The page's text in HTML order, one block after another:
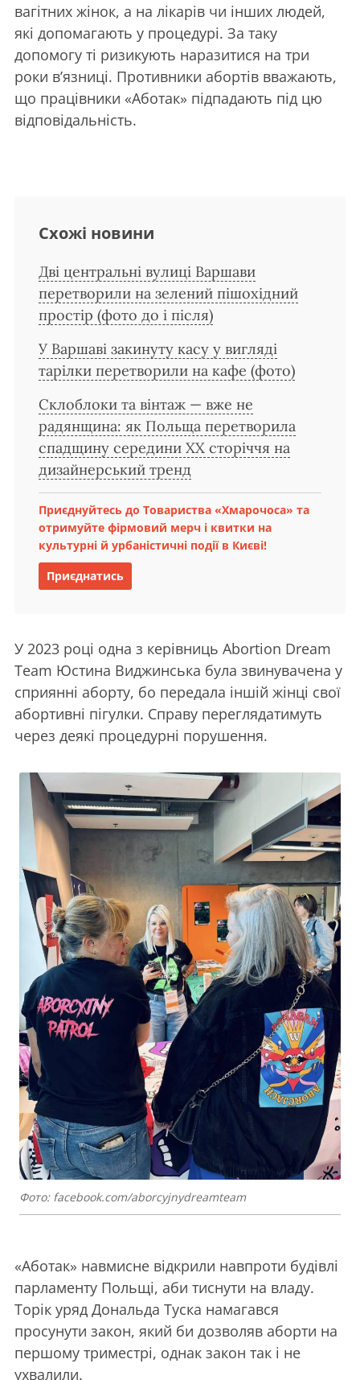
вагітних жінок, а на лікарів чи інших людей,
які допомагають у процедурі. За таку
допомогу ті ризикують наразитися на три
роки в’язниці. Противники абортів вважають,
що працівники «Аботак» підпадають під цю
відповідальність.
Схожі новини
Дві центральні вулиці Варшави
перетворили на зелений пішохідний
простір (фото до і після)
У Варшаві закинуту касу у вигляді
тарілки перетворили на кафе (фото)
Склоблоки та вінтаж — вже не
радянщина: як Польща перетворила
спадщину середини ХХ сторіччя на
дизайнерський тренд
Приєднуйтесь до Товариства «Хмарочоса» та
отримуйте фірмовий мерч і квитки на
культурні й урбаністичні події в Києві!
Приєднатись
У 2023 році одна з керівниць Abortion Dream
Team Юстина Виджинська була звинувачена у
сприянні аборту, бо передала іншій жінці свої
абортивні пігулки. Справу переглядатимуть
через деякі процедурні порушення.
Фото: facebook.com/aborcyjnydreamteam
«Аботак» навмисне відкрили навпроти будівлі
парламенту Польщі, аби тиснути на владу.
Торік уряд Дональда Туска намагався
просунути закон, який би дозволяв аборти на
першому триместрі, однак закон так і не
ухвалили.